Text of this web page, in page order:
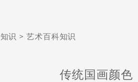
识 > 艺术百科知识
传统国画颜色